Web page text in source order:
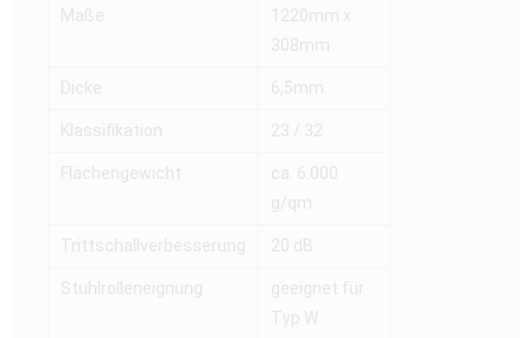
Maße
1220mm x
308mm
Dicke 6,5mm
Klassifikation 23 / 32
Flächengewicht
ca. 6.000
g/qm
Trittschallverbesserung 20 dB
Stuhlrolleneignung
geeignet für
Typ W